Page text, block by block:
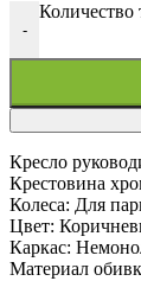
-
Кресло
Крестовина
Колеса: Для
Цвет:
Каркас:
Материал